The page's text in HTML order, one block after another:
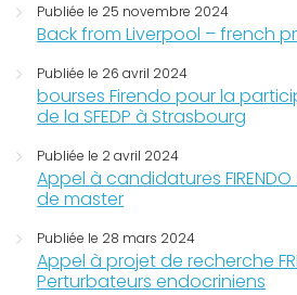
Publiée le 25 novembre 2024
Back from Liverpool – french
Publiée le 26 avril 2024
bourses Firendo pour la
de la SFEDP à Strasbourg
Publiée le 2 avril 2024
Appel à candidatures
de master
Publiée le 28 mars 2024
Appel à projet de recherche
Perturbateurs endocriniens